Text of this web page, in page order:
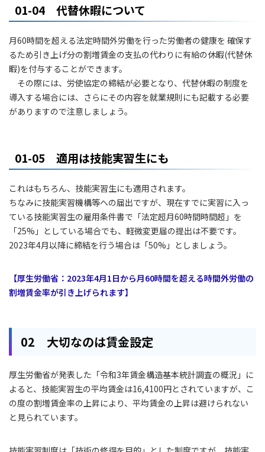
01-04 代替休暇について
月60時間を超える法定時間外労働を行った労働者の健康を 確保す
るため引き上げ分の割増賃金の支払の代わりに有給の休暇(代替休
暇)を付与することができます。
その際には、労使協定の締結が必要となり、代替休暇の制度を
導入する場合には、さらにその内容を就業規則にも記載する必要
がありますので注意しましょう。
01-05 適用は技能実習生にも
これはもちろん、技能実習生にも適用されます。
ちなみに技能実習機構等への届出ですが、現在すでに実習に入っ
ている技能実習生の雇用条件書で「法定超月60時間時間超」を
「25%」としている場合でも、軽微変更届の提出は不要です。
2023年4月以降に締結を行う場合は「50%」としましょう。
【厚生労働省：2023年4月1日から月60時間を超える時間外労働の
割増賃金率が引き上げられます】
02 大切なのは賃金設定
厚生労働省が発表した「令和3年賃金構造基本統計調査の概況」に
よると、技能実習生の平均賃金は16,4100円とされていますが、こ
の度の割増賃金率の上昇により、平均賃金の上昇は避けられない
と見られています。